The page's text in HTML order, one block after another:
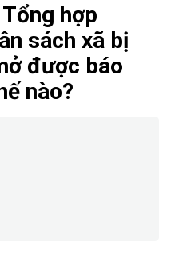
hợp
sách xã bị
được báo
nào?